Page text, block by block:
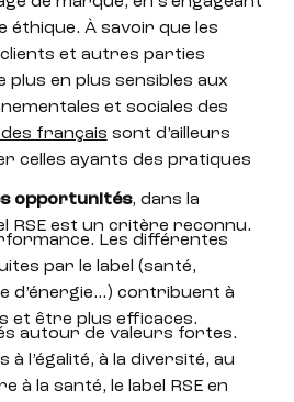
éthique. À savoir que les
et autres parties
en plus sensibles aux
et sociales des
des français sont d’ailleurs
celles ayants des pratiques
opportunités, dans la
RSE est un critère reconnu.
Les différentes
par le label (santé,
d’énergie…) contribuent à
et être plus efficaces.
autour de valeurs fortes.
à l’égalité, à la diversité, au
à la santé, le label RSE en